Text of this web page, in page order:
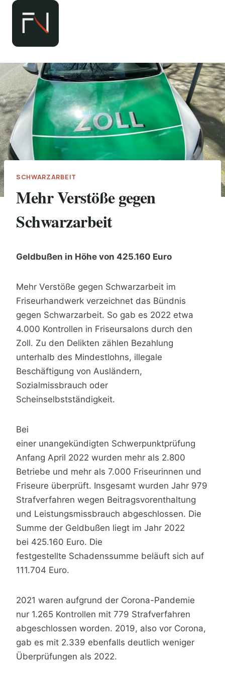
Zum
springen
SCHWARZARBEIT
Mehr Verstöße gegen
Schwarzarbeit
Geldbußen in Höhe von 425.160 Euro
Mehr Verstöße gegen Schwarzarbeit im
Friseurhandwerk verzeichnet das Bündnis
gegen Schwarzarbeit. So gab es 2022 etwa
4.000 Kontrollen in Friseursalons durch den
Zoll. Zu den Delikten zählen Bezahlung
unterhalb des Mindestlohns, illegale
Beschäftigung von Ausländern,
Sozialmissbrauch oder
Scheinselbstständigkeit.
Bei
einer unangekündigten Schwerpunktprüfung
Anfang April 2022 wurden mehr als 2.800
Betriebe und mehr als 7.000 Friseurinnen und
Friseure überprüft. Insgesamt wurden Jahr 979
Strafverfahren wegen Beitragsvorenthaltung
und Leistungsmissbrauch abgeschlossen. Die
Summe der Geldbußen liegt im Jahr 2022
bei 425.160 Euro. Die
festgestellte Schadenssumme beläuft sich auf
111.704 Euro.
2021 waren aufgrund der Corona-Pandemie
nur 1.265 Kontrollen mit 779 Strafverfahren
abgeschlossen worden. 2019, also vor Corona,
gab es mit 2.339 ebenfalls deutlich weniger
Überprüfungen als 2022.